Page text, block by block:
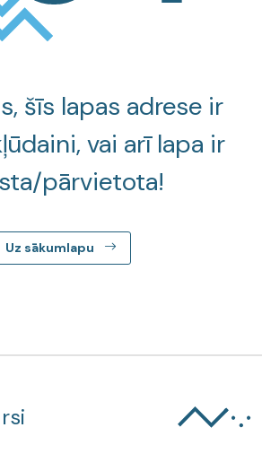
šīs lapas adrese ir
vai arī lapa ir
pārvietota!
Uz sākumlapu